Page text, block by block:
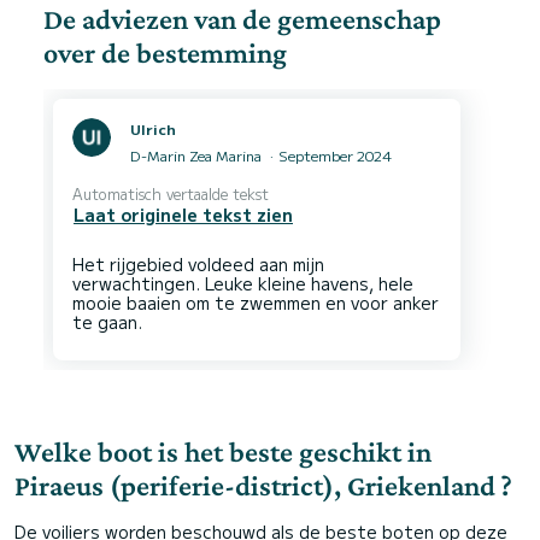
De adviezen van de gemeenschap
over de bestemming
Ulrich
D-Marin Zea Marina
September 2024
Automatisch vertaalde tekst
Laat originele tekst zien
Het rijgebied voldeed aan mijn
verwachtingen. Leuke kleine havens, hele
mooie baaien om te zwemmen en voor anker
Welke boot is het beste geschikt in
Piraeus (periferie-district), Griekenland ?
De voiliers worden beschouwd als de beste boten op deze